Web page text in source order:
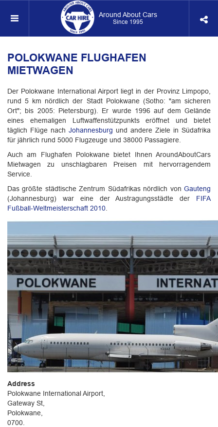
Around About Cars
Since 1995
POLOKWANE FLUGHAFEN
MIETWAGEN
Der Polokwane International Airport liegt in der Provinz Limpopo,
rund 5 km nördlich der Stadt Polokwane (Sotho: "am sicheren
Ort"; bis 2005: Pietersburg). Er wurde 1996 auf dem Gelände
eines ehemaligen Luftwaffenstützpunkts eröffnet und bietet
täglich Flüge nach Johannesburg und andere Ziele in Südafrika
für jährlich rund 5000 Flugzeuge und 38000 Passagiere.
Auch am Flughafen Polokwane bietet Ihnen AroundAboutCars
Mietwagen zu unschlagbaren Preisen mit hervorragendem
Service.
Das größte städtische Zentrum Südafrikas nördlich von Gauteng
(Johannesburg) war eine der Austragungsstädte der FIFA
Fußball-Weltmeisterschaft 2010
Address
Polokwane International Airport,
Gateway St,
Polokwane,
0700.